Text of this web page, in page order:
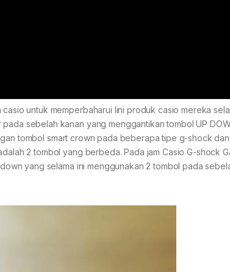
untuk memperbaharui lini produk casio mereka
sebelah kanan yang menggantikan tombol UP
tombol smart crown pada beberapa tipe g-shock
2 tombol yang berbeda. Pada jam Casio G-shock
yang selama ini menggunakan 2 tombol pada